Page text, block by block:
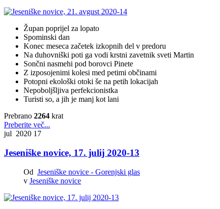
Župan poprijel za lopato
Spominski dan
Konec meseca začetek izkopnih del v predoru
Na duhovniški poti ga vodi krstni zavetnik sveti Martin
Sončni nasmehi pod borovci Pinete
Z izposojenimi kolesi med petimi občinami
Potopni ekološki otoki še na petih lokacijah
Nepoboljšljiva perfekcionistka
Turisti so, a jih je manj kot lani
Prebrano 2264 krat
Preberite več...
jul 2020 17
Jeseniške novice, 17. julij 2020-13
Od Jeseniške novice - Gorenjski glas
v Jeseniške novice